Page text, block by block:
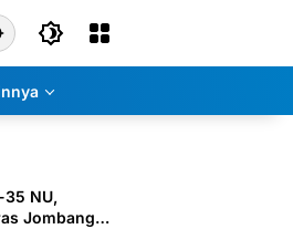
NU,
Jombang
Utama